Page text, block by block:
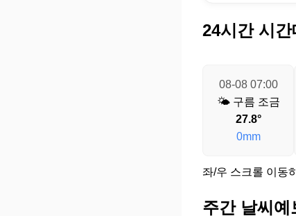
24시간 시
08-08 07:00
🌤️ 구름 조금
27.8°
0mm
좌/우 스크롤 이동
주간 날씨예